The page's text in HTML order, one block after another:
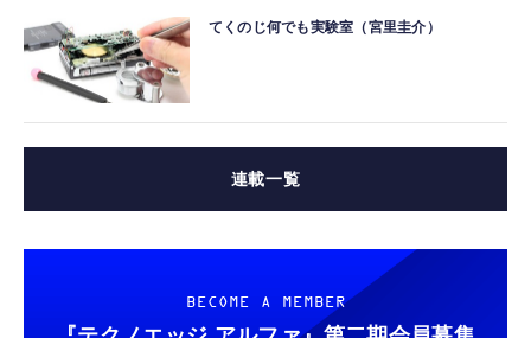
てくのじ何でも実験室（宮里圭介）
連載一覧
BECOME A MEMBER